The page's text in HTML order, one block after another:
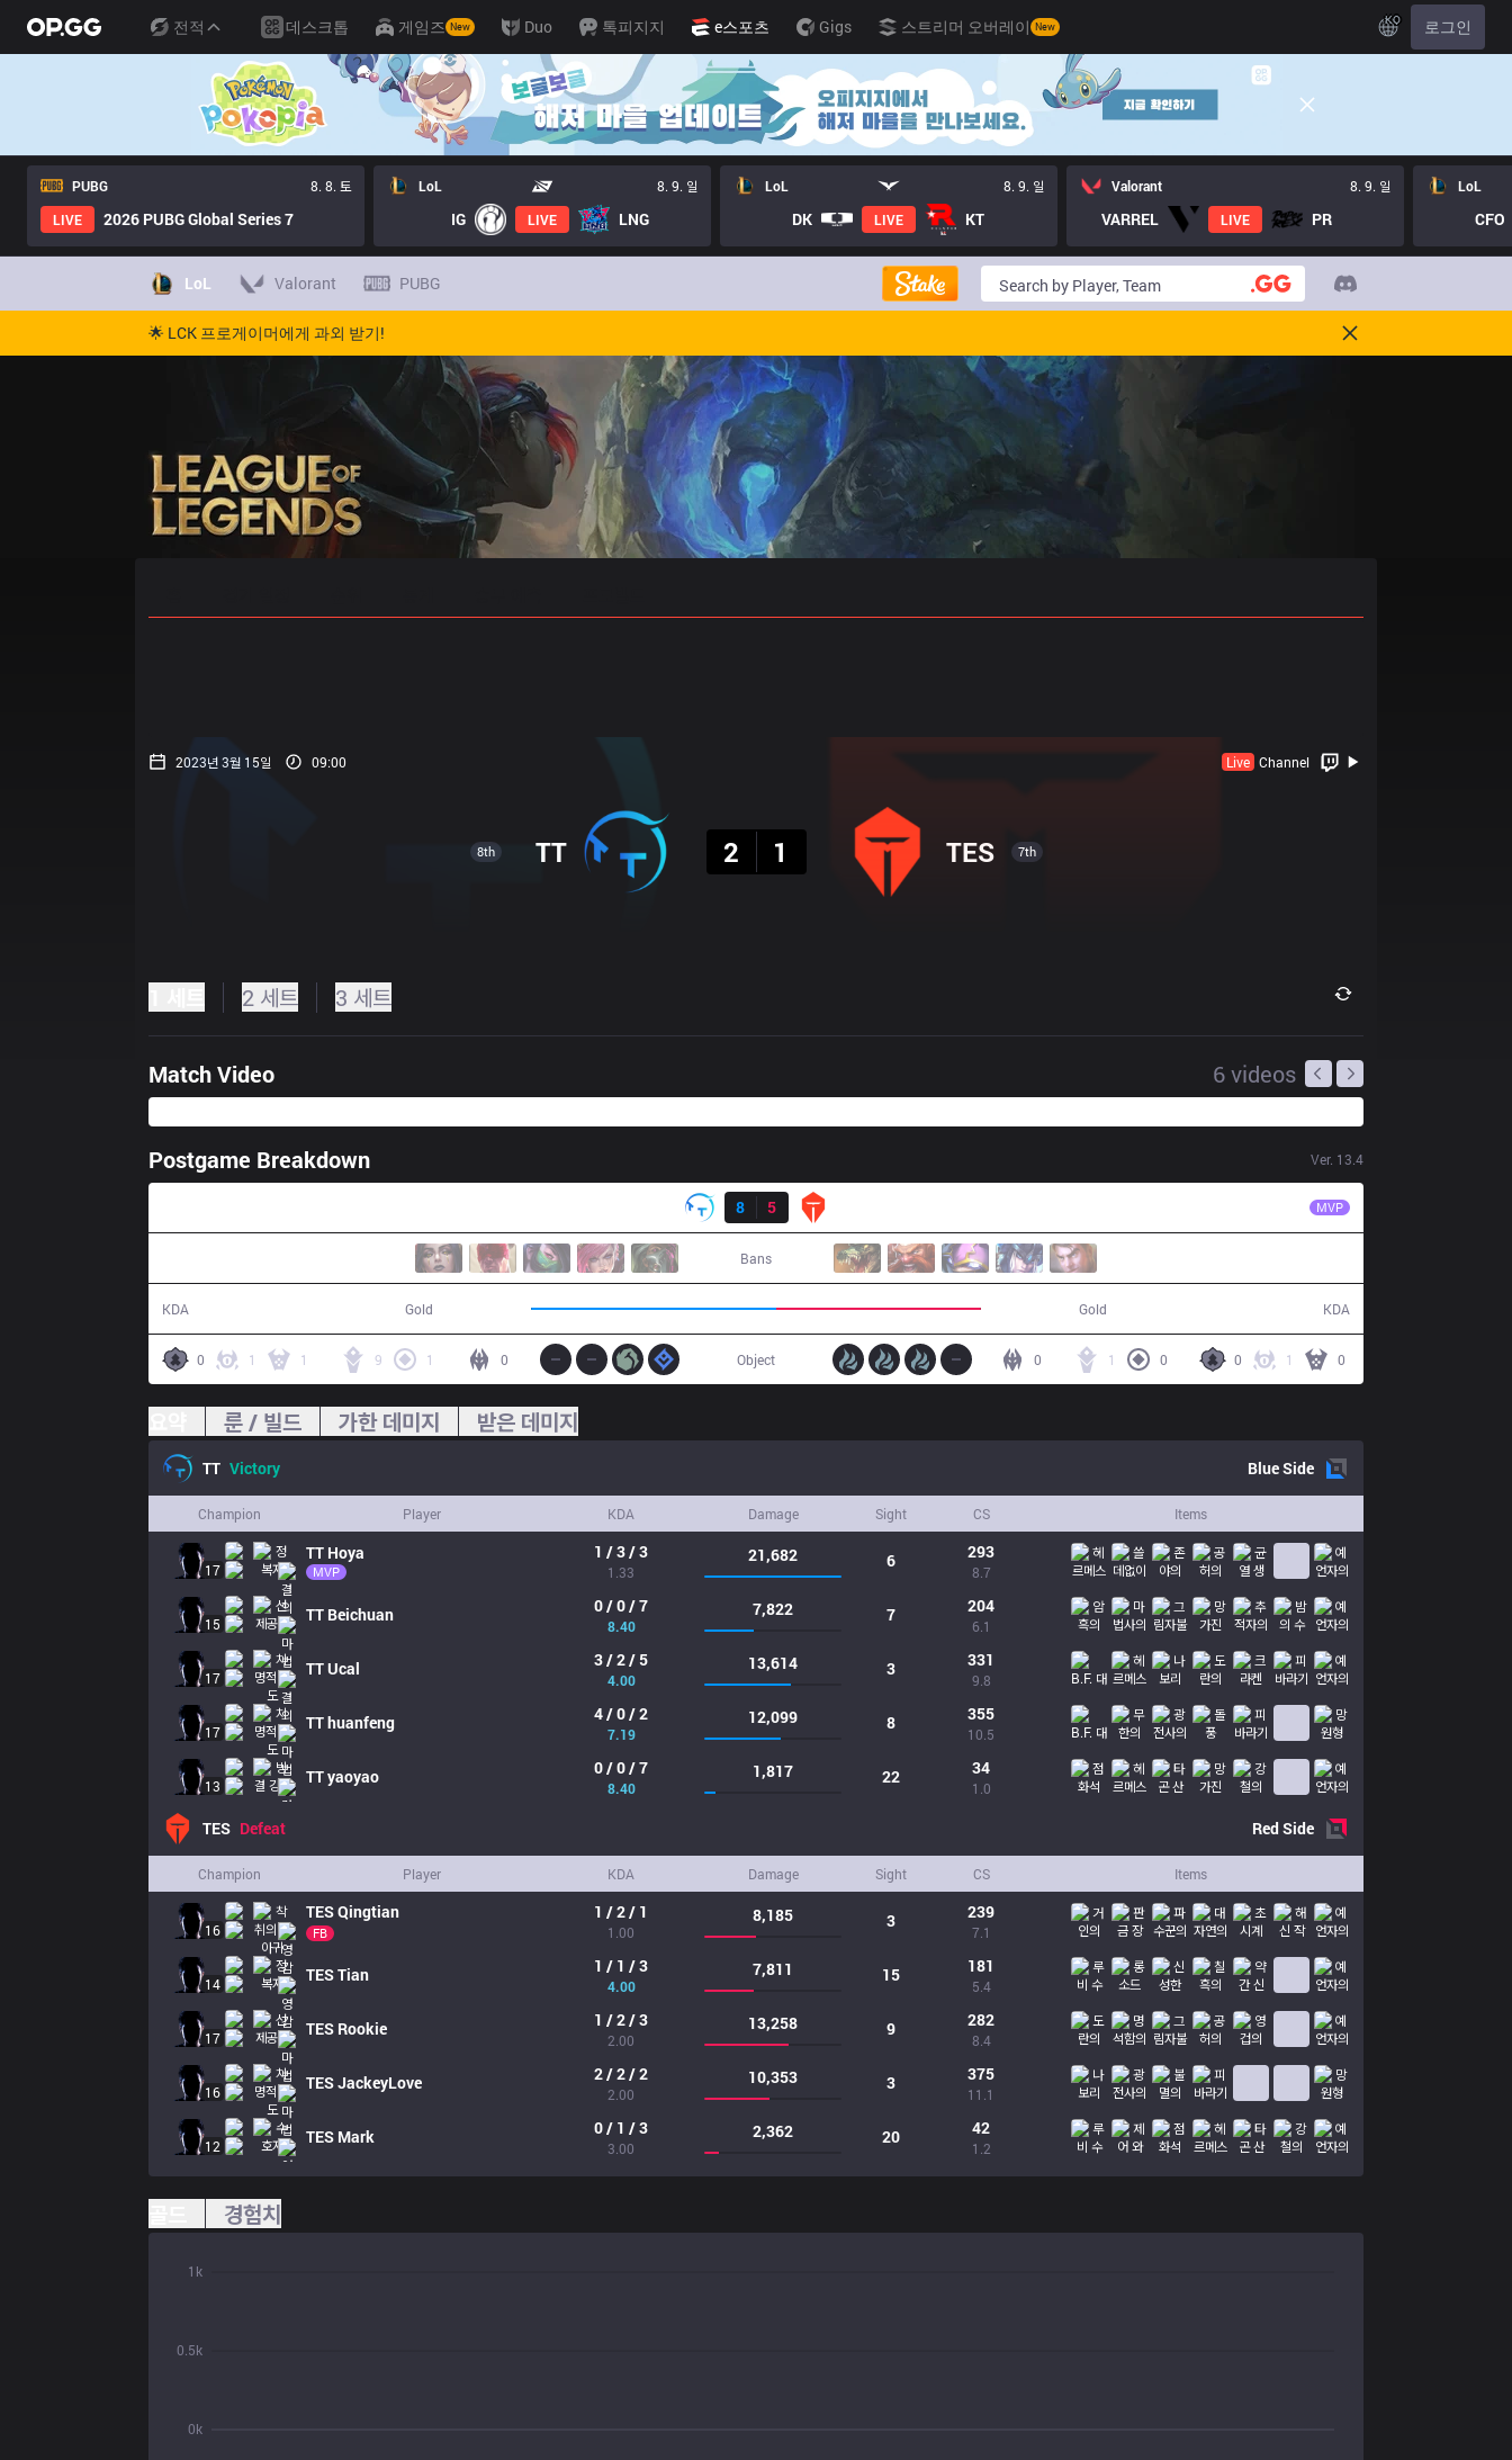
전적 데스크톱 게임즈 New Duo 톡피지지 e스포츠 Gigs 스트리머 오버레이 New KO 로그인
PUBG
8. 8. 토
LIVE
2026 PUBG Global Series 7
LoL 8. 9. 일
IG LIVE LNG
LoL 8. 9. 일
DK LIVE KT
Valorant 8. 9. 일
VARREL LIVE PR
LoL
CFO
LoL Valorant PUBG
🌟 LCK 프로게이머에게 과외 받기!
2023년 3월 15일 09:00 Live Channel
8th TT
2
1 TES 7th
2 세트 3 세트
Match Video 6videos
Postgame Breakdown Ver. 13.4
8
5 MVP
Bans
KDA Gold Gold KDA
0 1 1 9 1 0 0 1 0
1 0
0
Object
룬 / 빌드 가한 데미지 받은 데미지
TT Victory BlueSide
Champion Player KDA Damage Sight CS Items
17
TT Hoya
MVP
1 / 3 / 3
1.33
21,682 6 293
8.7
15 TT Beichuan 0 / 0 / 7
8.40
7,822 7 204
6.1
17 TTUcal 3 / 2 / 5
4.00
13,614 3 331
9.8
17 TThuanfeng 4 / 0 / 2
7.19
12,099 8 355
10.5
13 TTyaoyao 0 / 0 / 7
8.40
1,817 22 34
1.0
TES Defeat RedSide
Champion Player KDA Damage Sight CS Items
16
TESQingtian
FB
1 / 2 / 1
1.00
8,185 3 239
7.1
14 TESTian 1 / 1 / 3
4.00
7,811 15 181
5.4
17 TES Rookie 1 / 2 / 3
2.00
13,258 9 282
8.4
16 TESJackeyLove 2 / 2 / 2
2.00
10,353 3 375
11.1
12 TES Mark 0 / 1 / 3
3.00
2,362 20 42
1.2
경험치
0k
0.5k
1k